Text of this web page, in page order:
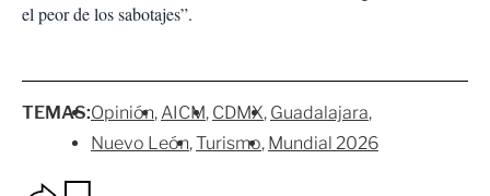
el peor de los sabotajes”.
TEMAS:Opinión AICM CDMX Guadalajara
Nuevo León Turismo Mundial 2026